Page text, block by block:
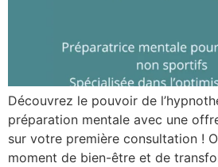
Découvrez le pouvoir de
préparation mentale avec une
sur votre première consultation !
moment de bien-être et de